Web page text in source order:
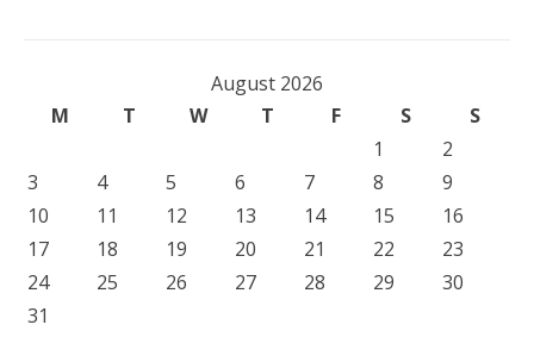
August 2026
M
T W T F S
S
1
2
3
4 5 6 7 8
9
10
11 12 13 14 15
16
17
18 19 20 21 22
23
24
25 26 27 28 29
30
31